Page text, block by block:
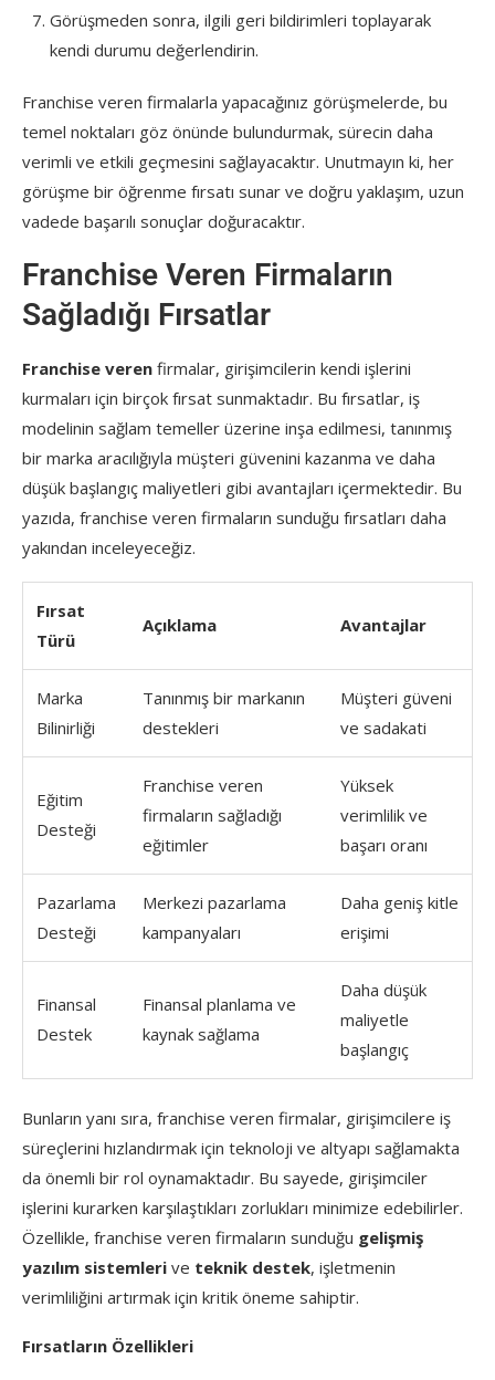
Görüşmeden sonra, ilgili geri bildirimleri toplayarak
kendi durumu değerlendirin.
Franchise veren firmalarla yapacağınız görüşmelerde, bu
temel noktaları göz önünde bulundurmak, sürecin daha
verimli ve etkili geçmesini sağlayacaktır. Unutmayın ki, her
görüşme bir öğrenme fırsatı sunar ve doğru yaklaşım, uzun
vadede başarılı sonuçlar doğuracaktır.
Franchise Veren Firmaların
Sağladığı Fırsatlar
Franchise veren firmalar, girişimcilerin kendi işlerini
kurmaları için birçok fırsat sunmaktadır. Bu fırsatlar, iş
modelinin sağlam temeller üzerine inşa edilmesi, tanınmış
bir marka aracılığıyla müşteri güvenini kazanma ve daha
düşük başlangıç maliyetleri gibi avantajları içermektedir. Bu
yazıda, franchise veren firmaların sunduğu fırsatları daha
yakından inceleyeceğiz.
Fırsat
Türü
Açıklama Avantajlar
Marka
Bilinirliği
Tanınmış bir markanın
destekleri
Müşteri güveni
ve sadakati
Eğitim
Desteği
Franchise veren
firmaların sağladığı
eğitimler
Yüksek
verimlilik ve
başarı oranı
Pazarlama
Desteği
Merkezi pazarlama
kampanyaları
Daha geniş kitle
erişimi
Finansal
Destek
Finansal planlama ve
kaynak sağlama
Daha düşük
maliyetle
başlangıç
Bunların yanı sıra, franchise veren firmalar, girişimcilere iş
süreçlerini hızlandırmak için teknoloji ve altyapı sağlamakta
da önemli bir rol oynamaktadır. Bu sayede, girişimciler
işlerini kurarken karşılaştıkları zorlukları minimize edebilirler.
Özellikle, franchise veren firmaların sunduğu gelişmiş
yazılım sistemleri ve teknik destek, işletmenin
verimliliğini artırmak için kritik öneme sahiptir.
Fırsatların Özellikleri